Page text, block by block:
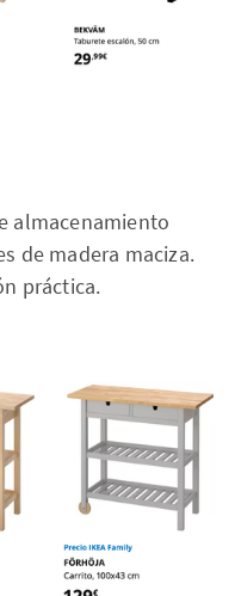
almacenamiento
de madera maciza.
práctica.